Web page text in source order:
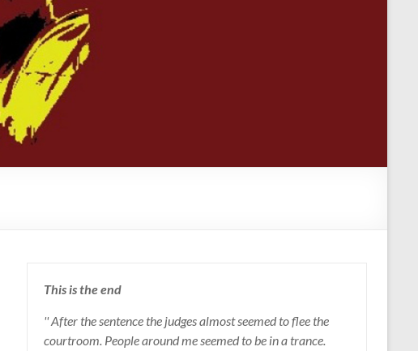
This is the end
'' After the sentence the judges almost seemed to flee the
courtroom. People around me seemed to be in a trance.